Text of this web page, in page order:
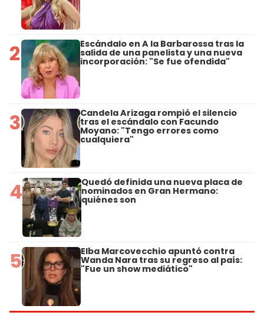
2 Escándalo en A la Barbarossa tras la
salida de una panelista y una nueva
incorporación: "Se fue ofendida"
3 Candela Arizaga rompió el silencio
tras el escándalo con Facundo
Moyano: "Tengo errores como
cualquiera"
4 Quedó definida una nueva placa de
nominados en Gran Hermano:
quiénes son
5 Elba Marcovecchio apuntó contra
Wanda Nara tras su regreso al país:
"Fue un show mediático"